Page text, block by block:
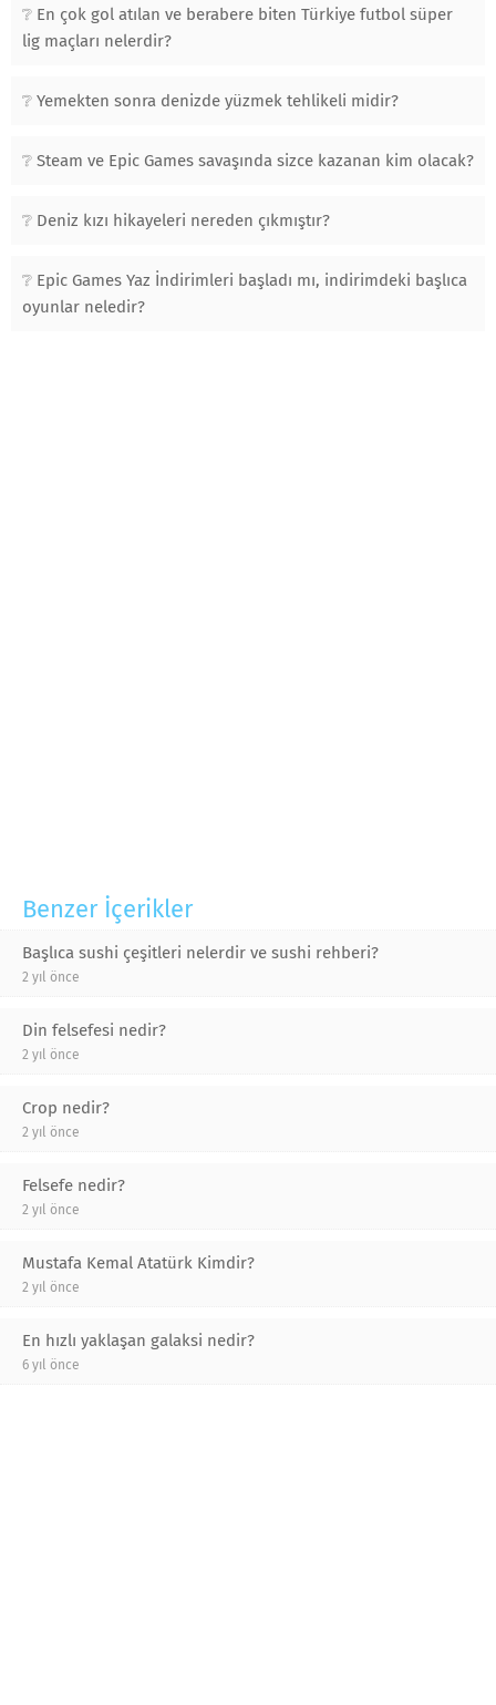
En çok gol atılan ve berabere biten Türkiye futbol süper
lig maçları nelerdir?
Yemekten sonra denizde yüzmek tehlikeli midir?
Steam ve Epic Games savaşında sizce kazanan kim olacak?
Deniz kızı hikayeleri nereden çıkmıştır?
Epic Games Yaz İndirimleri başladı mı, indirimdeki başlıca
oyunlar neledir?
Benzer İçerikler
Başlıca sushi çeşitleri nelerdir ve sushi rehberi?
2 yıl önce
Din felsefesi nedir?
2 yıl önce
Crop nedir?
2 yıl önce
Felsefe nedir?
2 yıl önce
Mustafa Kemal Atatürk Kimdir?
2 yıl önce
En hızlı yaklaşan galaksi nedir?
6 yıl önce